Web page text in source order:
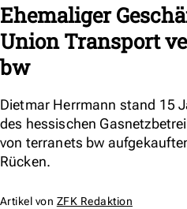
Ehemaliger
Union Transport
bw
Dietmar Herrmann stand 15
des hessischen
von terranets bw
Rücken.
Artikel von ZFK Redaktion